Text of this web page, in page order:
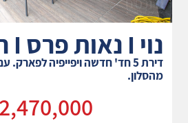
נוי I נאות פרס I חיפה
דירת 5 חד' חדשה ויפייפיה
מהסלון.